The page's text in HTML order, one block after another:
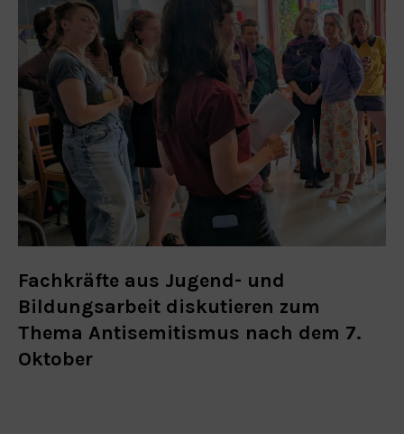
Fachkräfte aus Jugend- und
Bildungsarbeit diskutieren zum
Thema Antisemitismus nach dem 7.
Oktober